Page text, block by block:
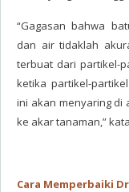
“Gagasan bahwa
dan air tidaklah
terbuat dari partikel-
ketika partikel-
ini akan menyaring di
ke akar tanaman,”
Cara Memperbaiki